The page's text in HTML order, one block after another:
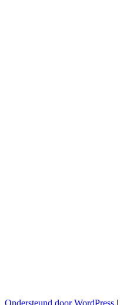
Ondersteund door WordPress |